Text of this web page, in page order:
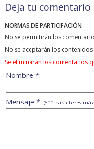
Deja tu comentario
NORMAS DE PARTICIPACIÓN
No se permitirán los
No se aceptarán los
Se eliminarán los comentarios
Nombre *:
Mensaje *: (500 caracteres